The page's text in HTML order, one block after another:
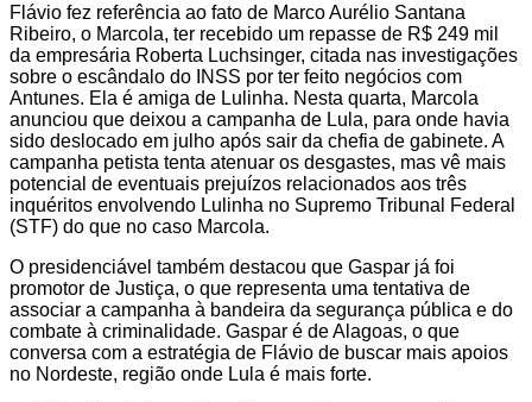
Flávio fez referência ao fato de Marco Aurélio Santana
Ribeiro, o Marcola, ter recebido um repasse de R$ 249 mil
da empresária Roberta Luchsinger, citada nas investigações
sobre o escândalo do INSS por ter feito negócios com
Antunes. Ela é amiga de Lulinha. Nesta quarta, Marcola
anunciou que deixou a campanha de Lula, para onde havia
sido deslocado em julho após sair da chefia de gabinete. A
campanha petista tenta atenuar os desgastes, mas vê mais
potencial de eventuais prejuízos relacionados aos três
inquéritos envolvendo Lulinha no Supremo Tribunal Federal
(STF) do que no caso Marcola.
O presidenciável também destacou que Gaspar já foi
promotor de Justiça, o que representa uma tentativa de
associar a campanha à bandeira da segurança pública e do
combate à criminalidade. Gaspar é de Alagoas, o que
conversa com a estratégia de Flávio de buscar mais apoios
no Nordeste, região onde Lula é mais forte.